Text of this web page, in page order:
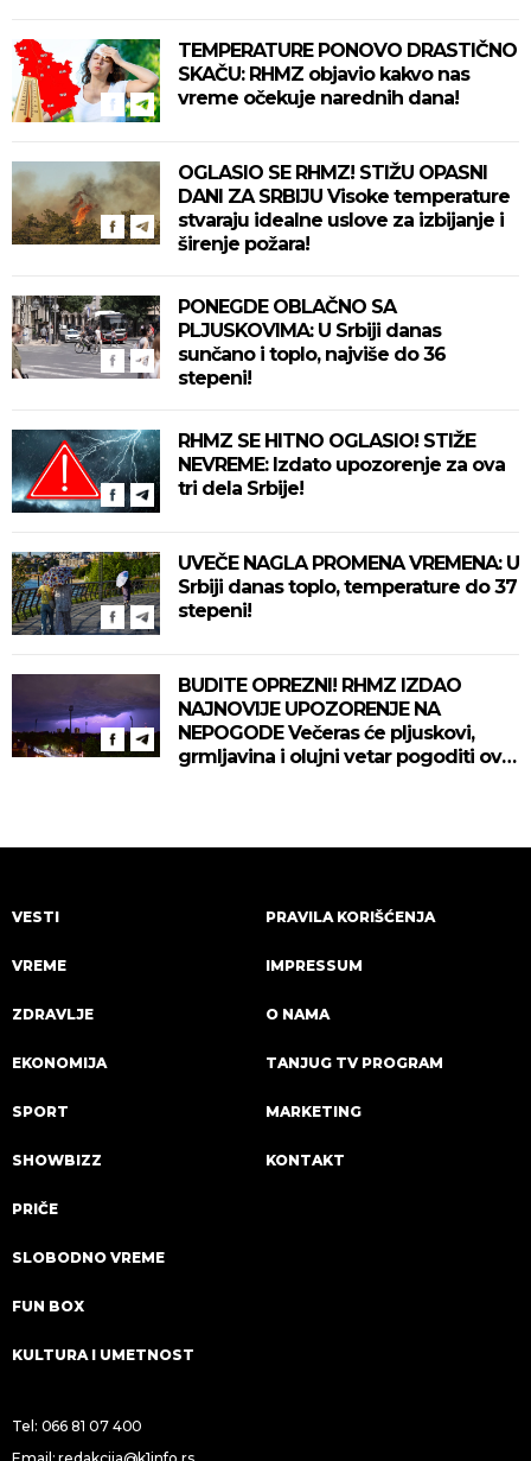
TEMPERATURE PONOVO DRASTIČNO
SKAČU: RHMZ objavio kakvo nas
vreme očekuje narednih dana!
OGLASIO SE RHMZ! STIŽU OPASNI
DANI ZA SRBIJU Visoke temperature
stvaraju idealne uslove za izbijanje i
širenje požara!
PONEGDE OBLAČNO SA
PLJUSKOVIMA: U Srbiji danas
sunčano i toplo, najviše do 36
stepeni!
RHMZ SE HITNO OGLASIO! STIŽE
NEVREME: Izdato upozorenje za ova
tri dela Srbije!
UVEČE NAGLA PROMENA VREMENA: U
Srbiji danas toplo, temperature do 37
stepeni!
BUDITE OPREZNI! RHMZ IZDAO
NAJNOVIJE UPOZORENJE NA
NEPOGODE Večeras će pljuskovi,
grmljavina i olujni vetar pogoditi ove
VESTI
VREME
ZDRAVLJE
EKONOMIJA
SPORT
SHOWBIZZ
PRIČE
SLOBODNO VREME
FUN BOX
KULTURA I UMETNOST
PRAVILA KORIŠĆENJA
IMPRESSUM
O NAMA
TANJUG TV PROGRAM
MARKETING
KONTAKT
Tel: 066 81 07 400